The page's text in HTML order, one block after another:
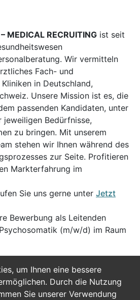
um Ihnen eine bessere
Durch die Nutzung
Sie unserer Verwendung
MEDICAL RECRUITING ist seit
Wir vermitteln
Fach- und
in Deutschland,
Unsere Mission ist es, die
passenden Kandidaten, unter
Bedürfnisse,
zu bringen. Mit unserem
stehen wir Ihnen während des
zur Seite. Profitieren
Markterfahrung im
Sie uns gerne unter Jetzt
Bewerbung als Leitenden
(m/w/d) im Raum
Bewerben